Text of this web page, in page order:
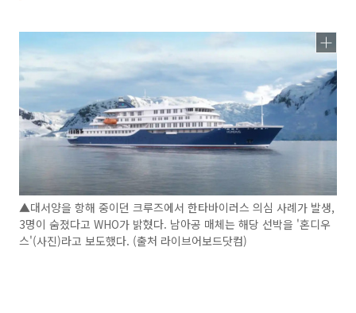
▲대서양을 항해 중이던 크루즈에서 한타바이러스 의심 사례가 발생,
3명이 숨졌다고 WHO가 밝혔다. 남아공 매체는 해당 선박을 '혼디우
스'(사진)라고 보도했다. (출처 라이브어보드닷컴)